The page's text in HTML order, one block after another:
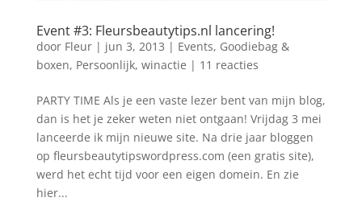
Event #3: Fleursbeautytips.nl lancering!
door Fleur| jun 3, 2013 | Events, Goodiebag &
boxen, Persoonlijk, winactie | 11 reacties
PARTY TIME Als je een vaste lezer bent van mijn blog,
dan is het je zeker weten niet ontgaan! Vrijdag 3 mei
lanceerde ik mijn nieuwe site. Na drie jaar bloggen
op fleursbeautytipswordpress.com (een gratis site),
werd het echt tijd voor een eigen domein. En zie
hier...